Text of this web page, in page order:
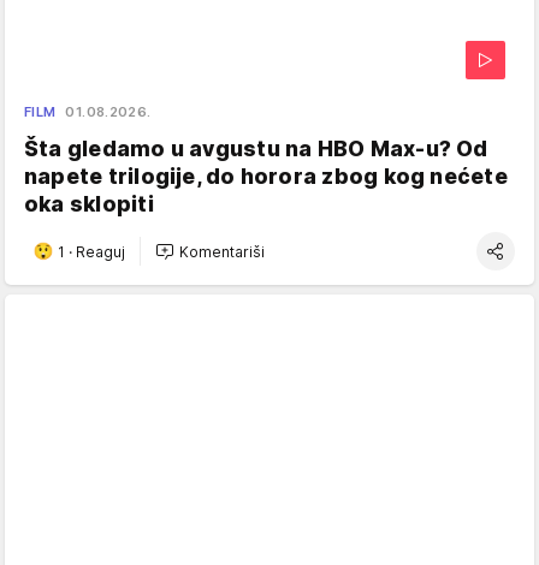
FILM 01.08.2026.
Šta gledamo u avgustu na HBO Max-u? Od
napete trilogije, do horora zbog kog nećete
oka sklopiti
1 · Reaguj Komentariši